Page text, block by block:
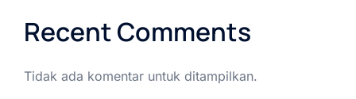
Recent Comments
Tidak ada komentar untuk ditampilkan.